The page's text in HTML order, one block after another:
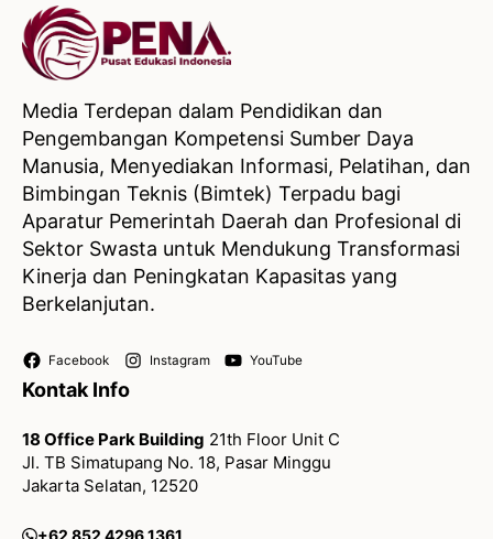
Media Terdepan dalam Pendidikan dan
Pengembangan Kompetensi Sumber Daya
Manusia, Menyediakan Informasi, Pelatihan, dan
Bimbingan Teknis (Bimtek) Terpadu bagi
Aparatur Pemerintah Daerah dan Profesional di
Sektor Swasta untuk Mendukung Transformasi
Kinerja dan Peningkatan Kapasitas yang
Berkelanjutan.
Facebook Instagram YouTube
Kontak Info
18 Office Park Building 21th Floor Unit C
Jl. TB Simatupang No. 18, Pasar Minggu
Jakarta Selatan, 12520